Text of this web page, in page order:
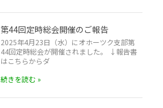
第44回定時総会開催のご報告
2025年4月23日（水）にオホーツク支部第
44回定時総会が開催されました。 ↓報告書
はこちらからダ
続きを読む »